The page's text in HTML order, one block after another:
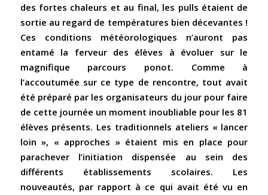
des fortes chaleurs et au final, les pulls étaient de
sortie au regard de températures bien décevantes !
Ces conditions météorologiques n’auront pas
entamé la ferveur des élèves à évoluer sur le
magnifique parcours ponot. Comme à
l’accoutumée sur ce type de rencontre, tout avait
été préparé par les organisateurs du jour pour faire
de cette journée un moment inoubliable pour les 81
élèves présents. Les traditionnels ateliers « lancer
loin », « approches » étaient mis en place pour
parachever l’initiation dispensée au sein des
différents établissements scolaires. Les
nouveautés, par rapport à ce qui avait été vu en